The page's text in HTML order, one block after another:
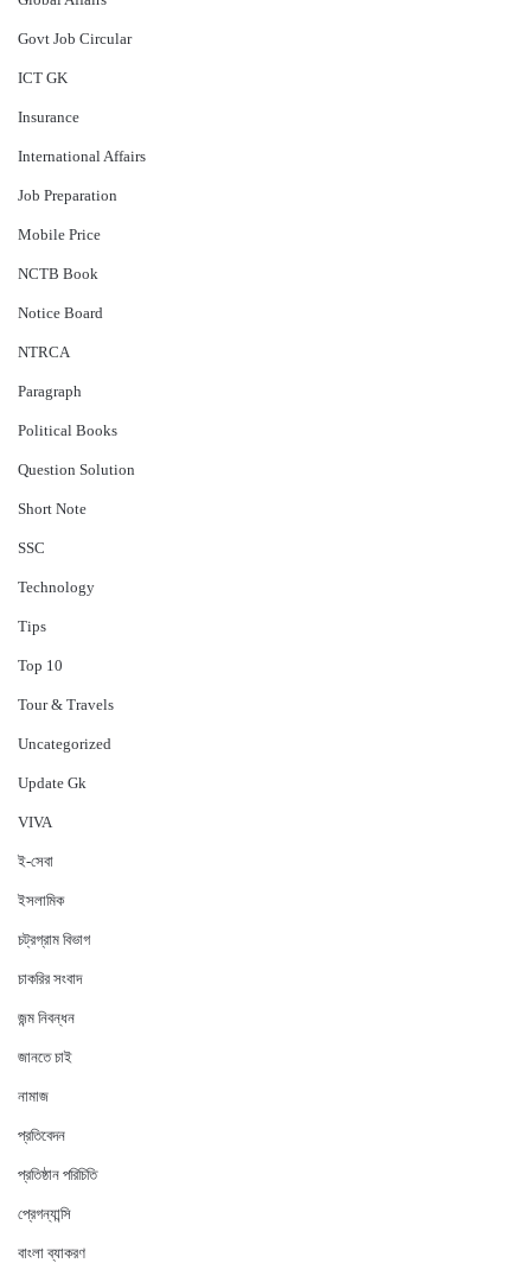
Govt Job Circular
ICT GK
Insurance
International Affairs
Job Preparation
Mobile Price
NCTB Book
Notice Board
NTRCA
Paragraph
Political Books
Question Solution
Short Note
‍SSC
Technology
Tips
Top 10
Tour & Travels
Uncategorized
Update Gk
VIVA
ই-সেবা
ইসলামিক
চট্রগ্রাম বিভাগ
চাকরির সংবাদ
জন্ম নিবন্ধন
জানতে চাই
নামাজ
প্রতিবেদন
প্রতিষ্ঠান পরিচিতি
প্রেগন্যান্সি
বাংলা ব্যাকরণ